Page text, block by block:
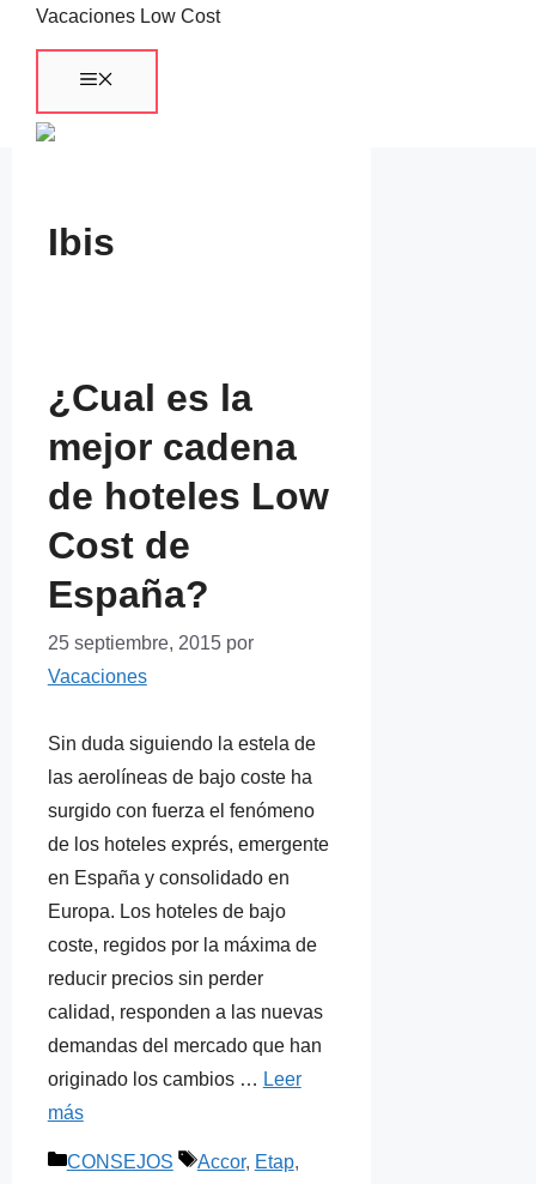
Saltar
contenido
Vacaciones Low Cost
Ibis
¿Cual es la
mejor cadena
de hoteles Low
Cost de
España?
25 septiembre, 2015 por
Vacaciones
Sin duda siguiendo la estela de
las aerolíneas de bajo coste ha
surgido con fuerza el fenómeno
de los hoteles exprés, emergente
en España y consolidado en
Europa. Los hoteles de bajo
coste, regidos por la máxima de
reducir precios sin perder
calidad, responden a las nuevas
demandas del mercado que han
originado los cambios … Leer
más
Categorías
CONSEJOS Etiquetas
Accor, Etap,